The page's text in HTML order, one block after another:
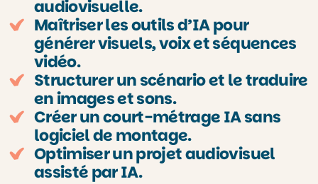
audiovisuelle.
Maîtriser les outils d’IA pour
générer visuels, voix et séquences
vidéo.
Structurer un scénario et le traduire
en images et sons.
Créer un court-métrage IA sans
logiciel de montage.
Optimiser un projet audiovisuel
assisté par IA.